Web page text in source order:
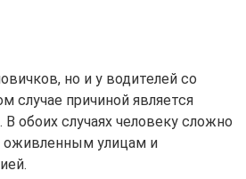
но и у водителей со
случае причиной является
обоих случаях человеку сложно
оживленным улицам и